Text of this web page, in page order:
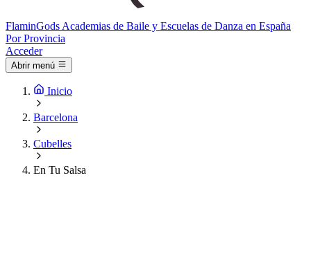
FlaminGods Academias de Baile y Escuelas de Danza en España
Por Provincia
Acceder
Abrir menú
Inicio
Barcelona
Cubelles
En Tu Salsa